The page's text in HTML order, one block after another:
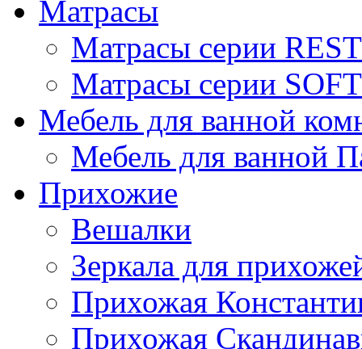
Матрасы
Матрасы серии REST
Матрасы серии SOFT
Мебель для ванной
Мебель для ванной
Прихожие
Вешалки
Зеркала для
Прихожая
Прихожая